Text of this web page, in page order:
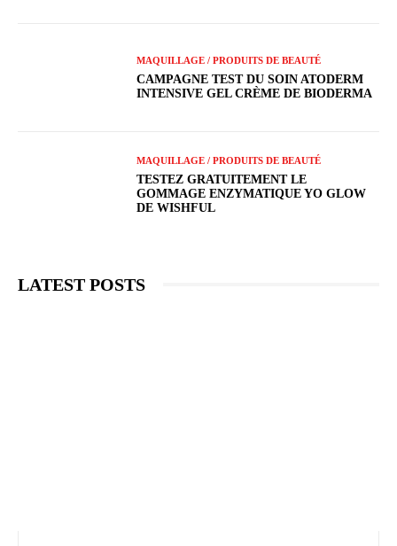
MAQUILLAGE / PRODUITS DE BEAUTÉ
CAMPAGNE TEST DU SOIN ATODERM
INTENSIVE GEL CRÈME DE BIODERMA
MAQUILLAGE / PRODUITS DE BEAUTÉ
TESTEZ GRATUITEMENT LE
GOMMAGE ENZYMATIQUE YO GLOW
DE WISHFUL
LATEST POSTS